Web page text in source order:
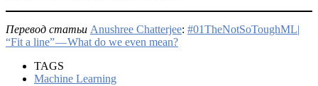
Перевод статьи Anushree Chatterjee: #01TheNotSoToughML|
“Fit a line” — What do we even mean?
TAGS
Machine Learning